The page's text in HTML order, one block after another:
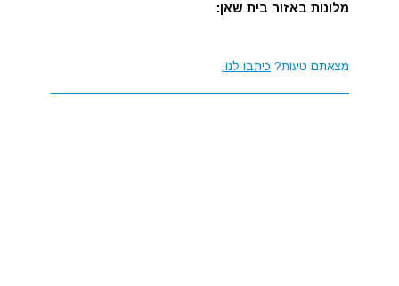
מלונות באזור בית שאן:
מצאתם טעות? כיתבו לנו.